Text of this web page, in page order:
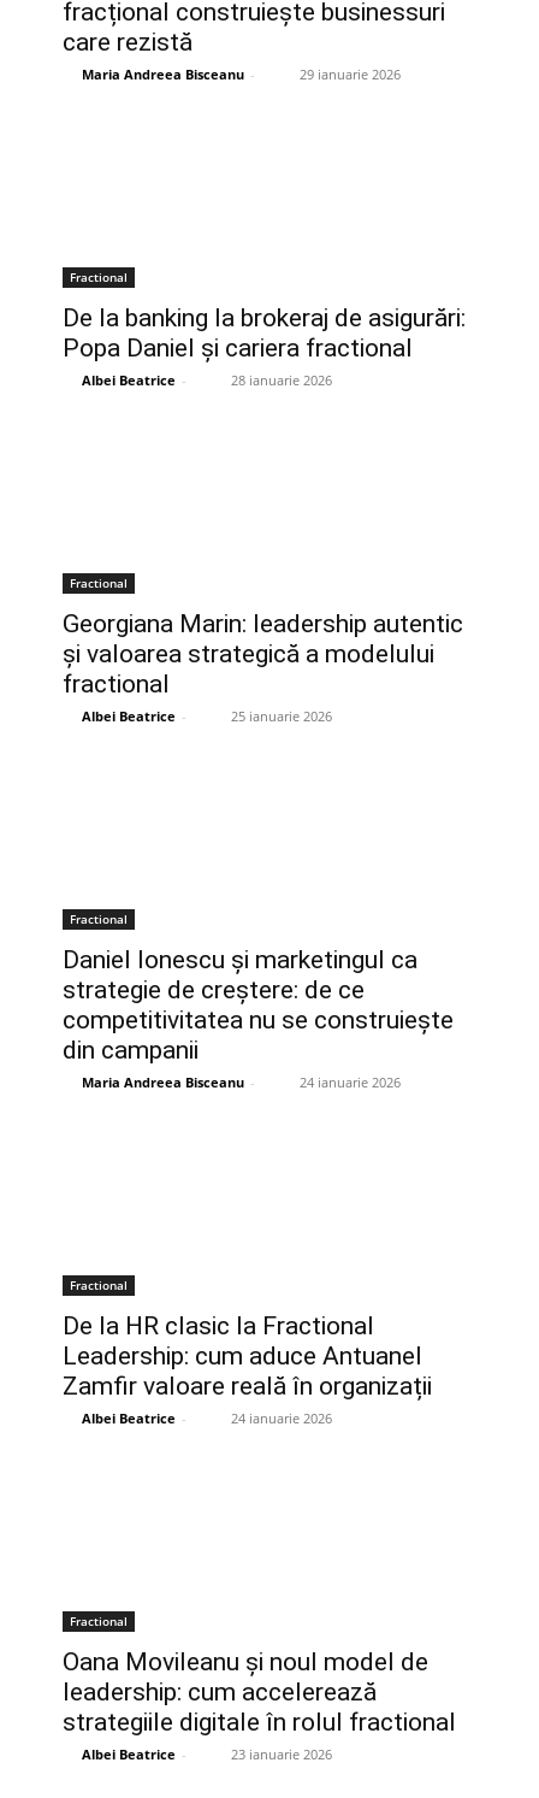
fracțional construiește businessuri
care rezistă
Maria Andreea Bisceanu - 29 ianuarie 2026
Fractional
De la banking la brokeraj de asigurări:
Popa Daniel și cariera fractional
Albei Beatrice - 28 ianuarie 2026
Fractional
Georgiana Marin: leadership autentic
și valoarea strategică a modelului
fractional
Albei Beatrice - 25 ianuarie 2026
Fractional
Daniel Ionescu și marketingul ca
strategie de creștere: de ce
competitivitatea nu se construiește
din campanii
Maria Andreea Bisceanu - 24 ianuarie 2026
Fractional
De la HR clasic la Fractional
Leadership: cum aduce Antuanel
Zamfir valoare reală în organizații
Albei Beatrice - 24 ianuarie 2026
Fractional
Oana Movileanu și noul model de
leadership: cum accelerează
strategiile digitale în rolul fractional
Albei Beatrice - 23 ianuarie 2026